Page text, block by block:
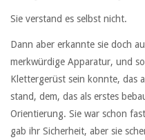
Sie verstand es selbst nicht.
Dann aber erkannte sie doch
merkwürdige Apparatur, und
Klettergerüst sein konnte, das
stand, dem, das als erstes
Orientierung. Sie war schon
gab ihr Sicherheit, aber sie